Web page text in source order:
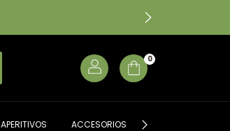
0
APERITIVOS ACCESORIOS